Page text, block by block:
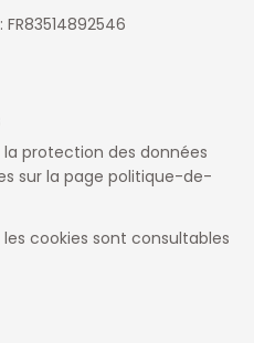
protection des données
sur la page politique-de-
cookies sont consultables